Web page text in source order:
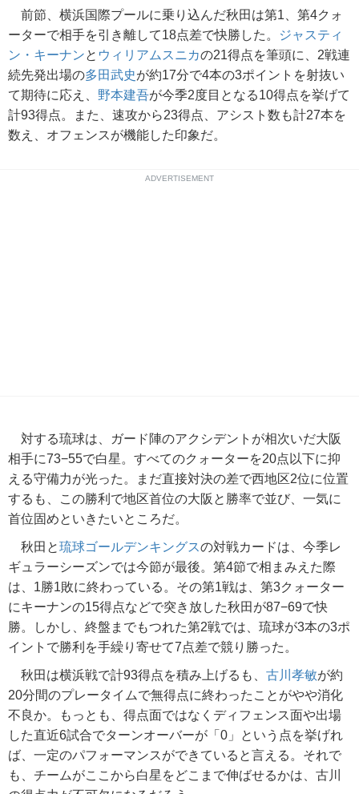
前節、横浜国際プールに乗り込んだ秋田は第1、第4クォ
ーターで相手を引き離して18点差で快勝した。
ジャスティ
ン・キーナンと ウィリアムスニカの21得点を筆頭に、2戦連
続先発出場の多田武史が約17分で4本の3ポイントを射抜い
て期待に応え、 野本建吾が今季2度目となる10得点を挙げて
計93得点。また、速攻から23得点、アシスト数も計27本を
数え、オフェンスが機能した印象だ。
ADVERTISEMENT
対する琉球は、ガード陣のアクシデントが相次いだ大阪
相手に73−55で白星。すべてのクォーターを20点以下に抑
える守備力が光った。まだ直接対決の差で西地区2位に位置
するも、この勝利で地区首位の大阪と勝率で並び、一気に
首位固めといきたいところだ。
秋田と琉球ゴールデンキングスの対戦カードは、今季レ
ギュラーシーズンでは今節が最後。第4節で相まみえた際
は、1勝1敗に終わっている。その第1戦は、第3クォーター
にキーナンの15得点などで突き放した秋田が87−69で快
勝。しかし、終盤までもつれた第2戦では、琉球が3本の3ポ
イントで勝利を手繰り寄せて7点差で競り勝った。
秋田は横浜戦で計93得点を積み上げるも、 古川孝敏が約
20分間のプレータイムで無得点に終わったことがやや消化
不良か。もっとも、得点面ではなくディフェンス面や出場
した直近6試合でターンオーバーが「0」という点を挙げれ
ば、一定のパフォーマンスができていると言える。それで
も、チームがここから白星をどこまで伸ばせるかは、古川